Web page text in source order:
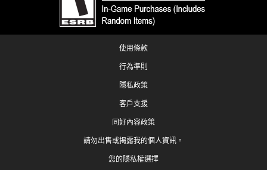
使用條款
行為準則
隱私政策
客戶支援
同好內容政策
請勿出售或揭露我的個人資訊。
您的隱私權選擇